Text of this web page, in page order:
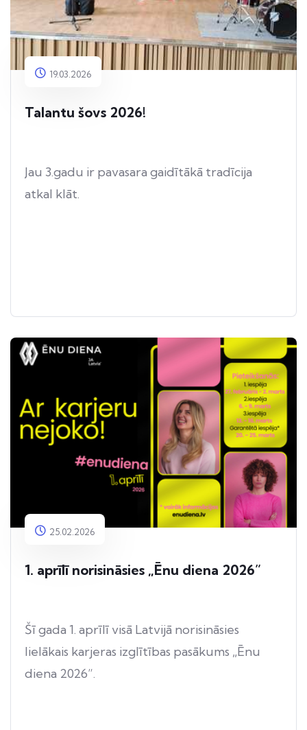
19.03.2026
Talantu šovs 2026!
Jau 3.gadu ir pavasara gaidītākā tradīcija
atkal klāt.
25.02.2026
1. aprīlī norisināsies „Ēnu diena 2026”
Šī gada 1. aprīlī visā Latvijā norisināsies
lielākais karjeras izglītības pasākums „Ēnu
diena 2026”.